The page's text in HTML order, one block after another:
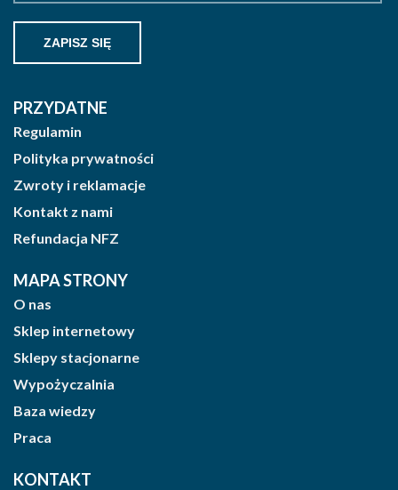
PRZYDATNE
Regulamin
Polityka prywatności
Zwroty i reklamacje
Kontakt z nami
Refundacja NFZ
MAPA STRONY
O nas
Sklep internetowy
Sklepy stacjonarne
Wypożyczalnia
Baza wiedzy
Praca
KONTAKT